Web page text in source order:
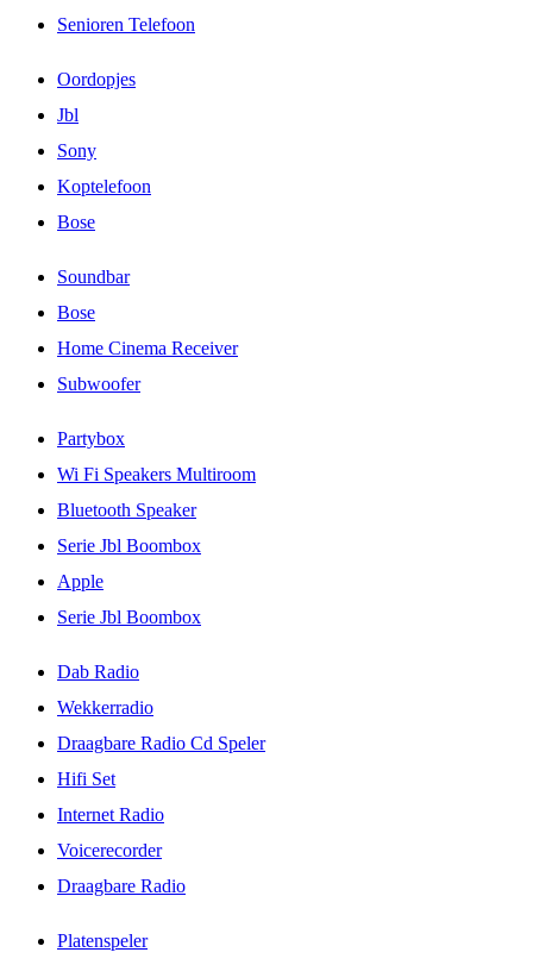
Senioren Telefoon
Oordopjes
Jbl
Sony
Koptelefoon
Bose
Soundbar
Bose
Home Cinema Receiver
Subwoofer
Partybox
Wi Fi Speakers Multiroom
Bluetooth Speaker
Serie Jbl Boombox
Apple
Serie Jbl Boombox
Dab Radio
Wekkerradio
Draagbare Radio Cd Speler
Hifi Set
Internet Radio
Voicerecorder
Draagbare Radio
Platenspeler